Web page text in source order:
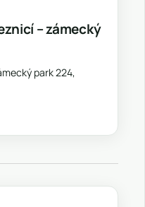
– zámecký
park 224,